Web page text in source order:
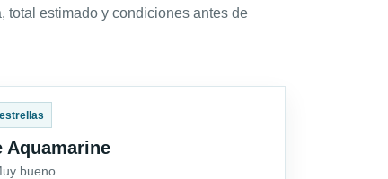
total estimado y condiciones antes de
Aquamarine
bueno